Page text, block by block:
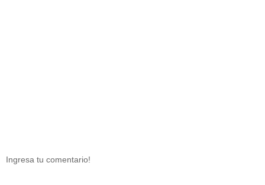
Ingresa tu comentario!